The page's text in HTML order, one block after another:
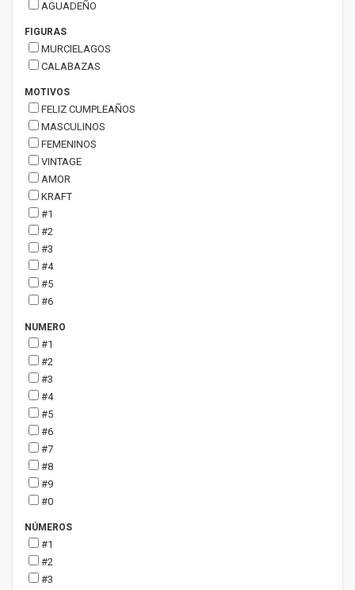
AGUADEÑO
FIGURAS
MURCIELAGOS
CALABAZAS
MOTIVOS
FELIZ CUMPLEAÑOS
MASCULINOS
FEMENINOS
VINTAGE
AMOR
KRAFT
#1
#2
#3
#4
#5
#6
NUMERO
#1
#2
#3
#4
#5
#6
#7
#8
#9
#0
NÚMEROS
#1
#2
#3